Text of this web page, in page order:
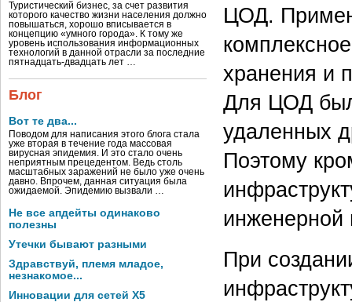
Туристический бизнес, за счет развития
которого качество жизни населения должно
повышаться, хорошо вписывается в
концепцию «умного города». К тому же
уровень использования информационных
технологий в данной отрасли за последние
пятнадцать-двадцать лет …
Блог
Вот те два...
Поводом для написания этого блога стала
уже вторая в течение года массовая
вирусная эпидемия. И это стало очень
неприятным прецедентом. Ведь столь
масштабных заражений не было уже очень
давно. Впрочем, данная ситуация была
ожидаемой. Эпидемию вызвали …
Не все апдейты одинаково
полезны
Утечки бывают разными
Здравствуй, племя младое,
незнакомое...
Инновации для сетей X5
ЦОД.
хранения и
Для ЦОД
удаленных
Поэтому
инженерной
При